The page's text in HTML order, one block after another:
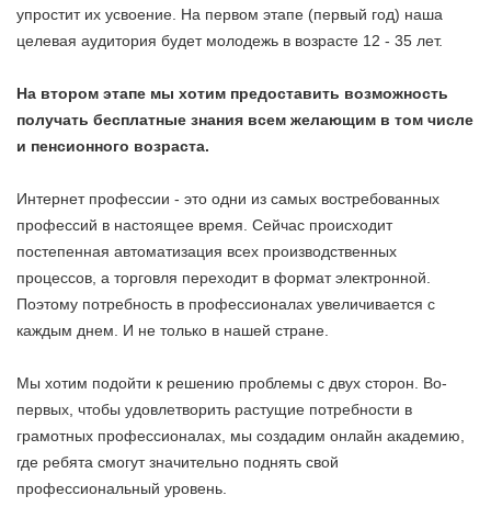
упростит их усвоение. На первом этапе (первый год) наша
целевая аудитория будет молодежь в возрасте 12 - 35 лет.
На втором этапе мы хотим предоставить возможность
получать бесплатные знания всем желающим в том числе
и пенсионного возраста.
Интернет профессии - это одни из самых востребованных
профессий в настоящее время. Сейчас происходит
постепенная автоматизация всех производственных
процессов, а торговля переходит в формат электронной.
Поэтому потребность в профессионалах увеличивается с
каждым днем. И не только в нашей стране.
Мы хотим подойти к решению проблемы с двух сторон. Во-
первых, чтобы удовлетворить растущие потребности в
грамотных профессионалах, мы создадим онлайн академию,
где ребята смогут значительно поднять свой
профессиональный уровень.